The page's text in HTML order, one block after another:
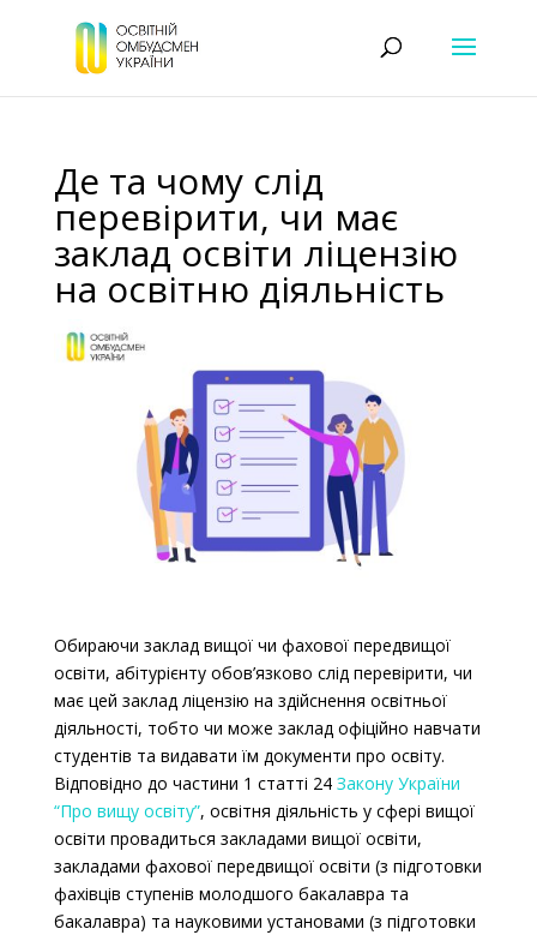
Де та чому слід
перевірити, чи має
заклад освіти ліцензію
на освітню діяльність
Обираючи заклад вищої чи фахової передвищої
освіти, абітурієнту обов’язково слід перевірити, чи
має цей заклад ліцензію на здійснення освітньої
діяльності, тобто чи може заклад офіційно навчати
студентів та видавати їм документи про освіту.
Відповідно до частини 1 статті 24 Закону України
“Про вищу освіту”, освітня діяльність у сфері вищої
освіти провадиться закладами вищої освіти,
закладами фахової передвищої освіти (з підготовки
фахівців ступенів молодшого бакалавра та
бакалавра) та науковими установами (з підготовки